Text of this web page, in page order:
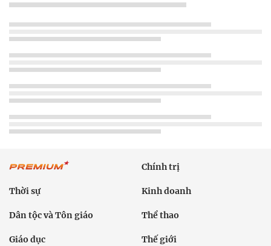
Chính trị
Thời sự Kinh doanh
Dân tộc và Tôn giáo Thể thao
Giáo dục Thế giới